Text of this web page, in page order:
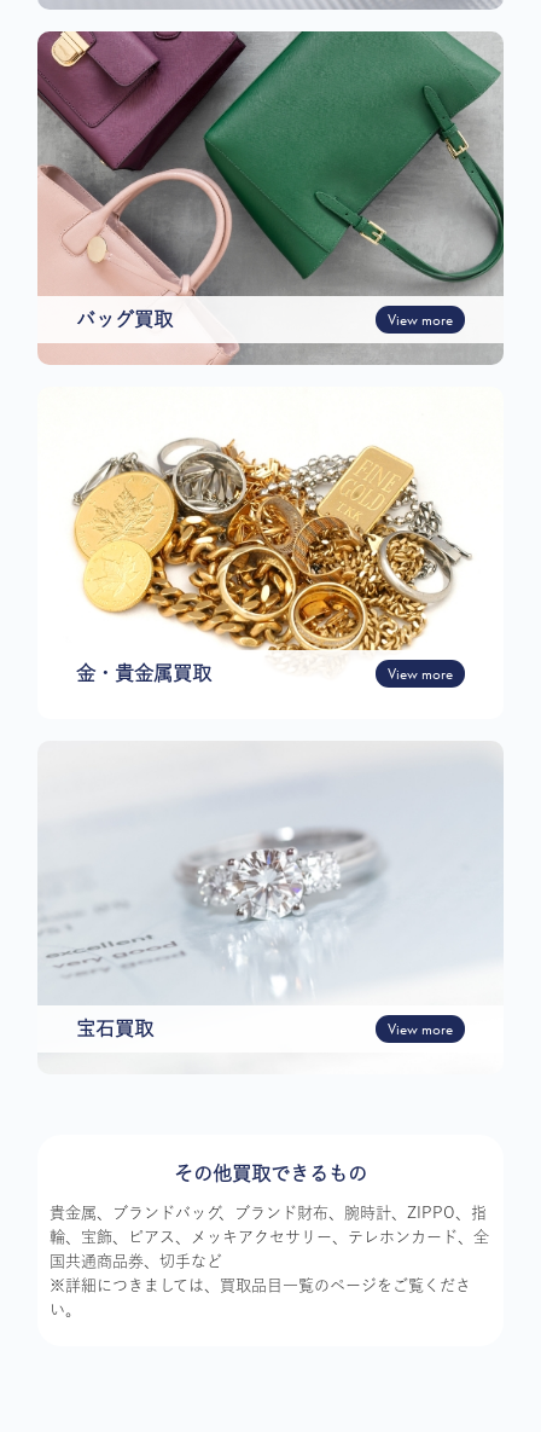
バッグ買取 View more
金・貴金属買取 View more
宝石買取 View more
その他買取できるもの
貴金属、ブランドバッグ、ブランド財布、腕時計、ZIPPO、指
輪、宝飾、ピアス、メッキアクセサリー、テレホンカード、全
国共通商品券、切手など
※詳細につきましては、買取品目一覧のページをご覧くださ
い。